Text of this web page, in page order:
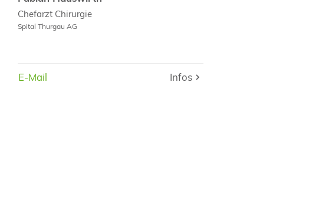
Chefarzt Chirurgie
Spital Thurgau AG
E-Mail Infos
E-Mail Infos